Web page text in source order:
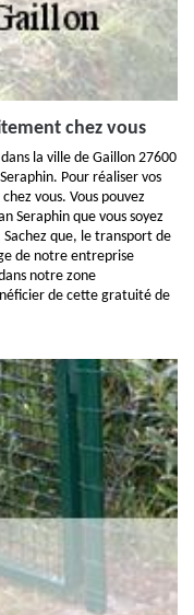
chez vous
la ville de Gaillon 27600
Pour réaliser vos
vous. Vous pouvez
Seraphin que vous soyez
que, le transport de
de notre entreprise
notre zone
de cette gratuité de